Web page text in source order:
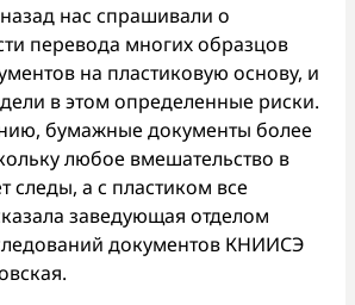
нас спрашивали о
перевода многих образцов
на пластиковую основу, и
в этом определенные риски.
бумажные документы более
любое вмешательство в
следы, а с пластиком все
заведующая отделом
документов КНИИСЭ